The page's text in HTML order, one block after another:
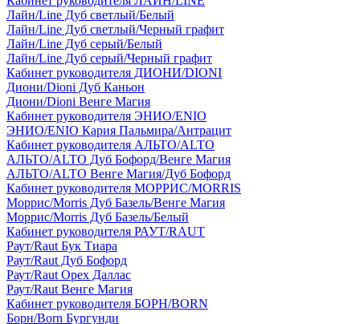
Лайн/Line Дуб светлый/Белый
Лайн/Line Дуб светлый/Черный графит
Лайн/Line Дуб серый/Белый
Лайн/Line Дуб серый/Черный графит
Кабинет руководителя ДИОНИ/DIONI
Диони/Dioni Дуб Каньон
Диони/Dioni Венге Магия
Кабинет руководителя ЭНИО/ENIO
ЭНИО/ENIO Кария Пальмира/Антрацит
Кабинет руководителя АЛЬТО/ALTO
АЛЬТО/ALTO Дуб Бофорд/Венге Магия
АЛЬТО/ALTO Венге Магия/Дуб Бофорд
Кабинет руководителя МОРРИС/MORRIS
Моррис/Morris Дуб Базель/Венге Магия
Моррис/Morris Дуб Базель/Белый
Кабинет руководителя РАУТ/RAUT
Раут/Raut Бук Тиара
Раут/Raut Дуб Бофорд
Раут/Raut Орех Даллас
Раут/Raut Венге Магия
Кабинет руководителя БОРН/BORN
Борн/Born Бургунди